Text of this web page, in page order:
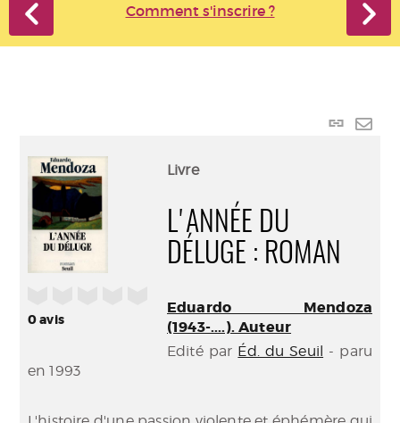
Comment s'inscrire ?
Lien
0avis
Livre
L'ANNÉE DU
DÉLUGE : ROMAN
Eduardo Mendoza
(1943-....). Auteur
Edité par Éd. du Seuil - paru
en 1993